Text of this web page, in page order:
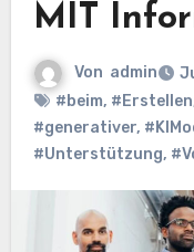
MIT
Von admin
#beim, #Erstellen
#generativer,
#Unterstützung,